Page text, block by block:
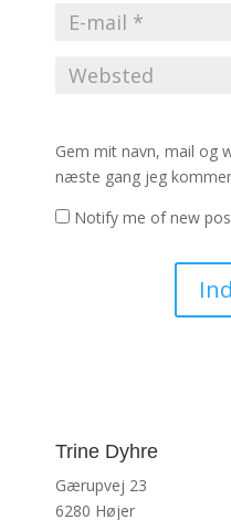
Gem mit navn, mail og
næste gang jeg
Notify me of new
Trine Dyhre
Gærupvej 23
6280 Højer